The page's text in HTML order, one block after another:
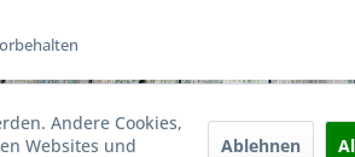
Andere Cookies,
Websites und
Ablehnen